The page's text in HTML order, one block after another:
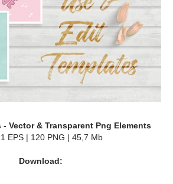
- Vector & Transparent Png Elements
EPS | 120 PNG | 45,7 Mb
Download: